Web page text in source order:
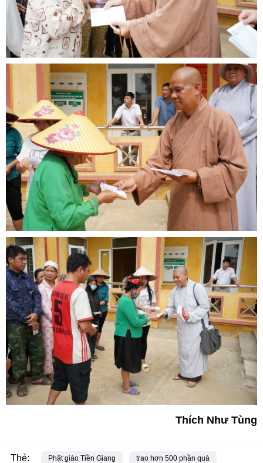
Thích Như Tùng
Thẻ: Phật giáo Tiền Giang trao hơn 500 phần quà